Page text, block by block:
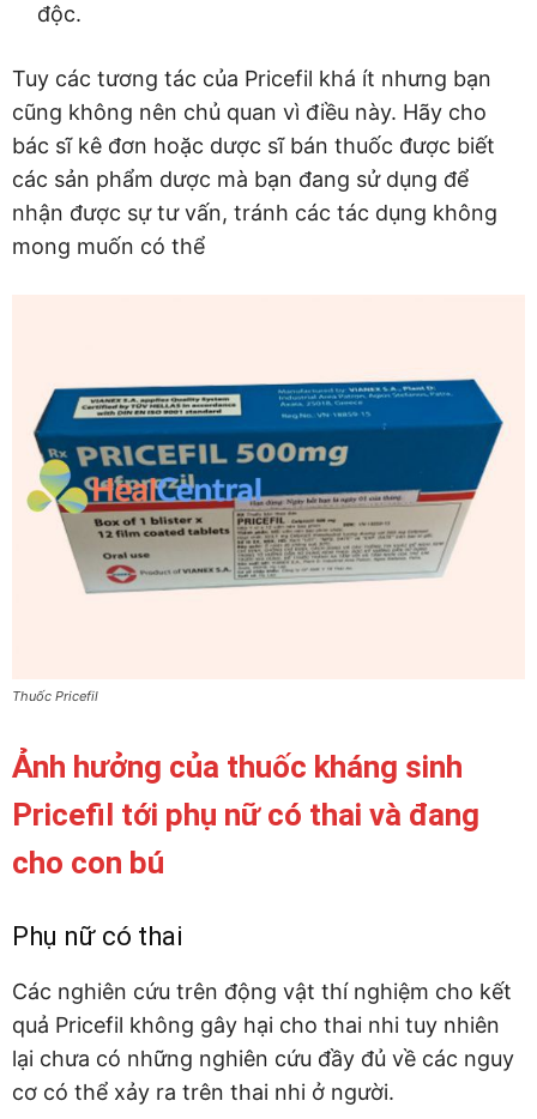
độc.
Tuy các tương tác của Pricefil khá ít nhưng bạn
cũng không nên chủ quan vì điều này. Hãy cho
bác sĩ kê đơn hoặc dược sĩ bán thuốc được biết
các sản phẩm dược mà bạn đang sử dụng để
nhận được sự tư vấn, tránh các tác dụng không
mong muốn có thể
Thuốc Pricefil
Ảnh hưởng của thuốc kháng sinh
Pricefil tới phụ nữ có thai và đang
cho con bú
Phụ nữ có thai
Các nghiên cứu trên động vật thí nghiệm cho kết
quả Pricefil không gây hại cho thai nhi tuy nhiên
lại chưa có những nghiên cứu đầy đủ về các nguy
cơ có thể xảy ra trên thai nhi ở người.